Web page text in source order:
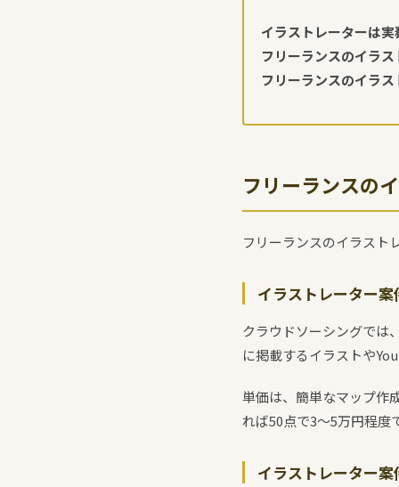
イラストレーターは
フリーランスのイラ
フリーランスのイラ
フリーランスの
フリーランスのイラスト
イラストレーター
クラウドソーシングでは
に掲載するイラストや
単価は、簡単なマップ作
れば50点で3～5万円程度
イラストレーター